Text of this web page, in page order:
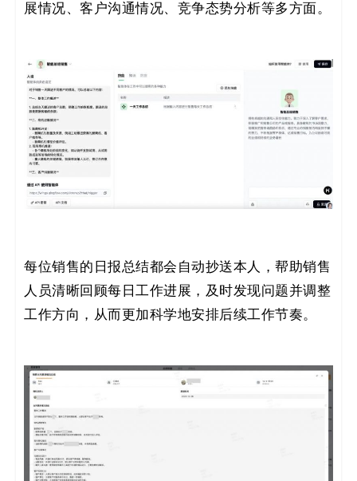
展情况、客户沟通情况、竞争态势分析等多方面。
每位销售的日报总结都会自动抄送本人，帮助销售
人员清晰回顾每日工作进展，及时发现问题并调整
工作方向，从而更加科学地安排后续工作节奏。